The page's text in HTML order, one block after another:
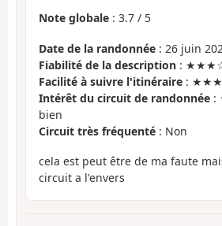
Note globale : 3.7 / 5
Date de la randonnée : 26 juin
Fiabilité de la description :
Facilité à suivre l'itinéraire :
Intérêt du circuit de randonnée :
bien
Circuit très fréquenté : Non
cela est peut être de ma faute
circuit a l'envers